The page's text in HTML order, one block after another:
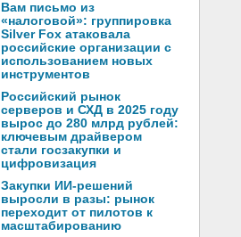
Вам письмо из
«налоговой»: группировка
Silver Fox атаковала
российские организации с
использованием новых
инструментов
Российский рынок
серверов и СХД в 2025 году
вырос до 280 млрд рублей:
ключевым драйвером
стали госзакупки и
цифровизация
Закупки ИИ-решений
выросли в разы: рынок
переходит от пилотов к
масштабированию